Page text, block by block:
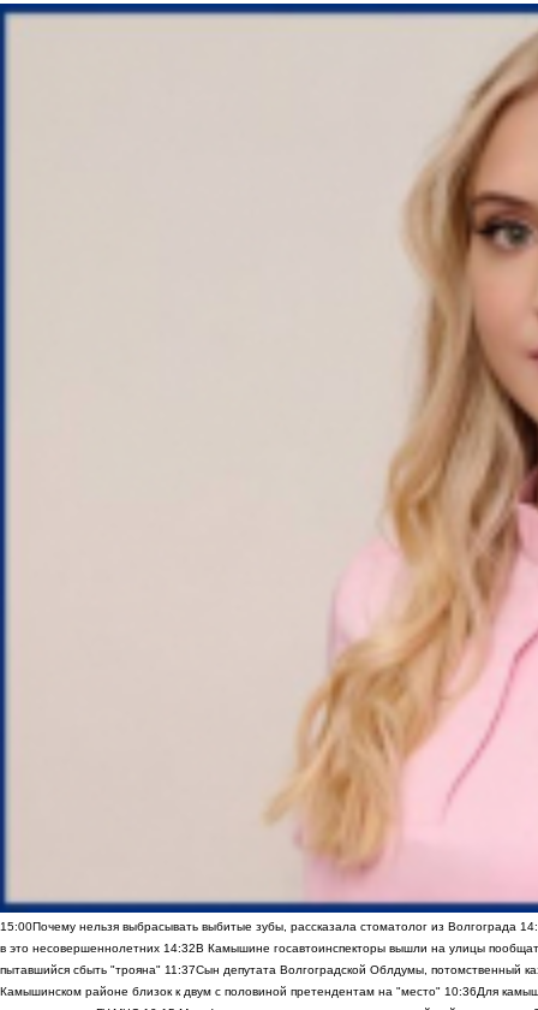
15:00Почему нельзя выбрасывать выбитые зубы, рассказала стоматолог из Волгограда
в это несовершеннолетних 14:32В Камышине госавтоинспекторы вышли на улицы
пытавшийся сбыть "трояна" 11:37Сын депутата Волгоградской Облдумы, потомственный
Камышинском районе близок к двум с половиной претендентам на "место" 10:36Для